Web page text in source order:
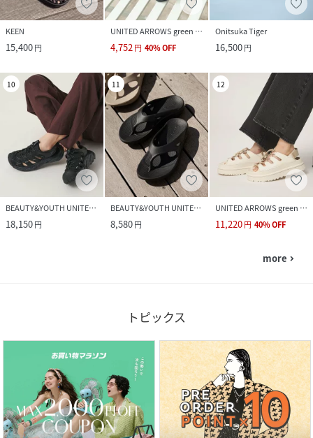
KEEN
15,400円
UNITED ARROWS green label relaxing
4,752円 40%OFF
Onitsuka Tiger
16,500円
10
BEAUTY&YOUTH UNITED ARROWS
18,150円
11
BEAUTY&YOUTH UNITED ARROWS
8,580円
12
UNITED ARROWS green label relaxing
11,220円 40%OFF
more navigate_next
トピックス